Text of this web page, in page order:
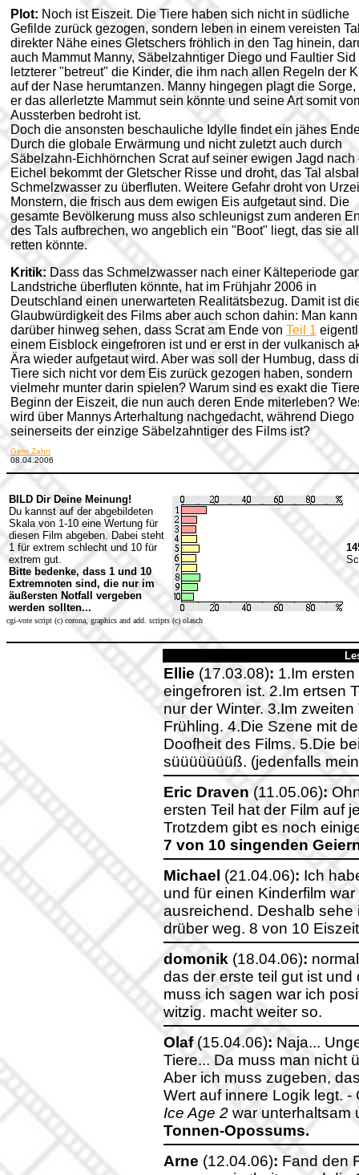
Plot: Noch ist Eiszeit. Die Tiere haben sich nicht in südliche
Gefilde zurück gezogen, sondern leben in einem vereisten
direkter Nähe eines Gletschers fröhlich in den Tag hinein,
auch Mammut Manny, Säbelzahntiger Diego und Faultier Sid
letzterer "betreut" die Kinder, die ihm nach allen Regeln der
auf der Nase herumtanzen. Manny hingegen plagt die Sorge,
er das allerletzte Mammut sein könnte und seine Art somit
Aussterben bedroht ist.
Doch die ansonsten beschauliche Idylle findet ein jähes
Durch die globale Erwärmung und nicht zuletzt auch durch
Säbelzahn-Eichhörnchen Scrat auf seiner ewigen Jagd nach
Eichel bekommt der Gletscher Risse und droht, das Tal
Schmelzwasser zu überfluten. Weitere Gefahr droht von
Monstern, die frisch aus dem ewigen Eis aufgetaut sind. Die
gesamte Bevölkerung muss also schleunigst zum anderen
des Tals aufbrechen, wo angeblich ein "Boot" liegt, das sie
retten könnte.
Kritik: Dass das Schmelzwasser nach einer Kälteperiode
Landstriche überfluten könnte, hat im Frühjahr 2006 in
Deutschland einen unerwarteten Realitätsbezug. Damit ist
Glaubwürdigkeit des Films aber auch schon dahin: Man kann
darüber hinweg sehen, dass Scrat am Ende von Teil 1
einem Eisblock eingefroren ist und er erst in der vulkanisch
Ära wieder aufgetaut wird. Aber was soll der Humbug, dass
Tiere sich nicht vor dem Eis zurück gezogen haben, sondern
vielmehr munter darin spielen? Warum sind es exakt die
Beginn der Eiszeit, die nun auch deren Ende miterleben?
wird über Mannys Arterhaltung nachgedacht, während Diego
seinerseits der einzige Säbelzahntiger des Films ist?
Gero Zahn
08.04.2006
BILD Dir Deine Meinung!
Du kannst auf der abgebildeten
Skala von 1-10 eine Wertung für
diesen Film abgeben. Dabei steht
1 für extrem schlecht und 10 für
extrem gut.
Bitte bedenke, dass 1 und 10
Extremnoten sind, die nur im
äußersten Notfall vergeben
werden sollten...
cgi-vote script (c) corona, graphics and add. scripts (c) olasch
Ellie (17.03.08): 1.Im
eingefroren ist. 2.Im ertsen
nur der Winter. 3.Im
Frühling. 4.Die Szene mit
Doofheit des Films. 5.Die
süüüüüüüß. (jedenfalls
Eric Draven (11.05.06):
ersten Teil hat der Film auf
Trotzdem gibt es noch
7 von 10 singenden
Michael (21.04.06): Ich
und für einen Kinderfilm
ausreichend. Deshalb sehe
drüber weg. 8 von 10
domonik (18.04.06):
das der erste teil gut ist
muss ich sagen war ich
witzig. macht weiter so.
Olaf(15.04.06):Naja...
Tiere... Da muss man nicht
Aber ich muss zugeben,
Wert auf innere Logik legt.
Ice Age 2 war unterhaltsam
Tonnen-Opossums.
Arne (12.04.06): Fand den